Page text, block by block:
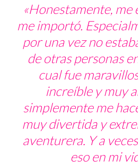
«Honestamente, me
me importó.
por una vez no
de otras personas
cual fue
increíble y muy
simplemente me
muy divertida y
aventurera. Y a
eso en mi